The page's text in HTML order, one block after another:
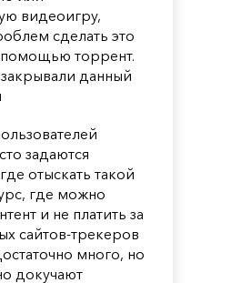
видеоигру,
сделать это
помощью торрент.
закрывали данный
задаются
отыскать такой
где можно
и не платить за
сайтов-трекеров
много, но
докучают